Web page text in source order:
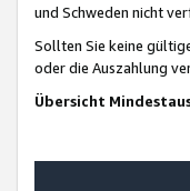
und Schweden nicht
Sollten Sie keine
oder die Auszahlung
Übersicht